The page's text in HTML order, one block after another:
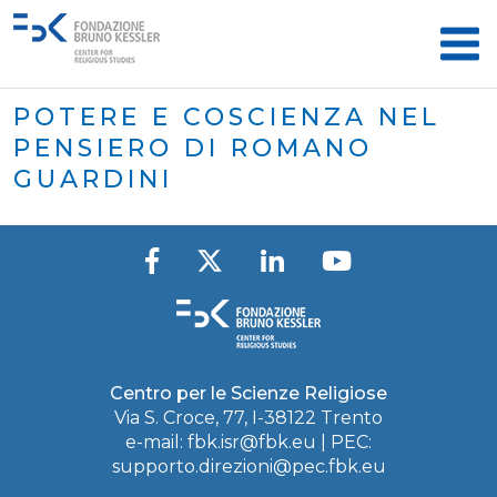
POTERE E COSCIENZA NEL
PENSIERO DI ROMANO
GUARDINI
Centro per le Scienze Religiose
Via S. Croce, 77, I-38122 Trento
e-mail: fbk.isr@fbk.eu
| PEC:
supporto.direzioni@pec.fbk.eu